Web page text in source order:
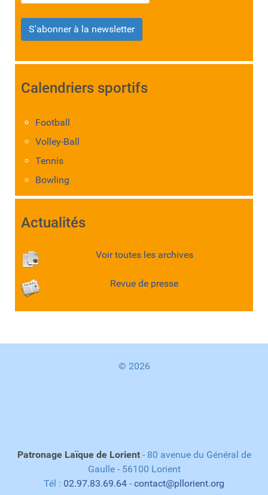
S'abonner à la newsletter
Calendriers sportifs
Football
Volley-Ball
Tennis
Bowling
Actualités
Voir toutes les archives
Revue de presse
© 2026
Patronage Laïque de Lorient - 80 avenue du Général de
Gaulle - 56100 Lorient
Tél : 02.97.83.69.64 - contact@pllorient.org